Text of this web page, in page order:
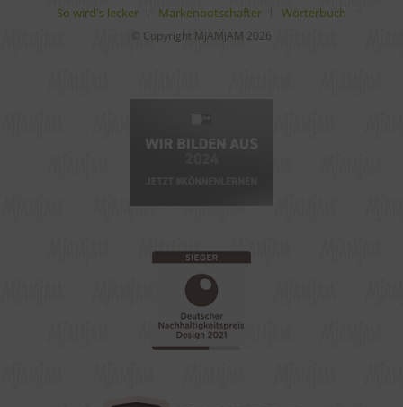
So wird's lecker
Markenbotschafter Wörterbuch
© Copyright MjAMjAM 2026